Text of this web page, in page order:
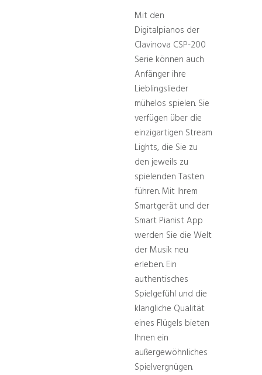
Mit den
Digitalpianos der
Clavinova CSP-200
Serie können auch
Anfänger ihre
Lieblingslieder
mühelos spielen. Sie
verfügen über die
einzigartigen Stream
Lights, die Sie zu
den jeweils zu
spielenden Tasten
führen. Mit Ihrem
Smartgerät und der
Smart Pianist App
werden Sie die Welt
der Musik neu
erleben. Ein
authentisches
Spielgefühl und die
klangliche Qualität
eines Flügels bieten
Ihnen ein
außergewöhnliches
Spielvergnügen.